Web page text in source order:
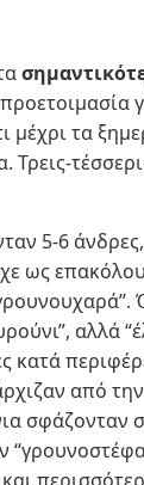
μέχρι τα
5-6
ως
αλλά
κατά
από
σφάζονταν